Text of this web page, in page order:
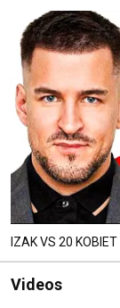
IZAK VS 20
Videos